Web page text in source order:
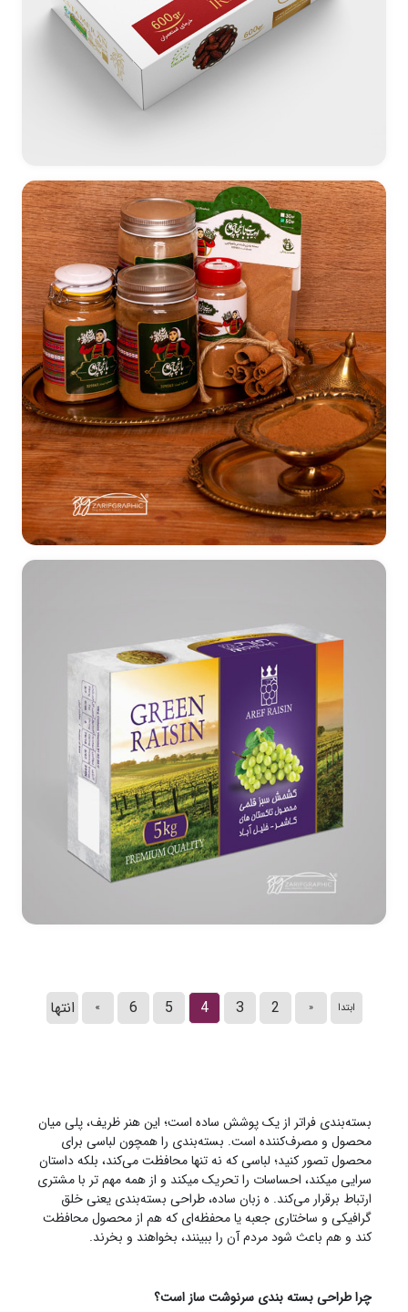
ابتدا «
2
3
4
5
6
» انتها
بسته‌بندی فراتر از یک پوشش ساده است؛ این هنر ظریف، پلی میان
محصول و مصرف‌کننده است. بسته‌بندی را همچون لباسی برای
محصول تصور کنید؛ لباسی که نه تنها محافظت می‌کند، بلکه داستان
سرایی میکند، احساسات را تحریک میکند و از همه مهم تر با مشتری
ارتباط برقرار می‌کند. ه زبان ساده، طراحی بسته‌بندی یعنی خلق
گرافیکی و ساختاری جعبه یا محفظه‌ای که هم از محصول محافظت
کند و هم باعث شود مردم آن را ببینند، بخواهند و بخرند.
چرا طراحی بسته بندی سرنوشت ساز است؟